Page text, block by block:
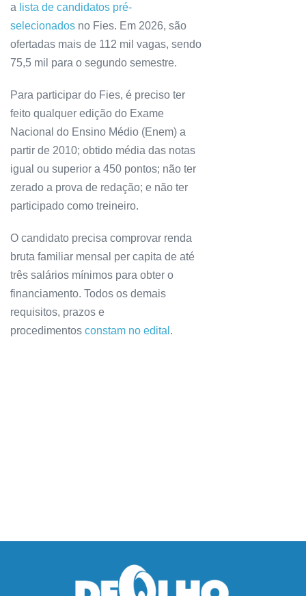
a lista de candidatos pré-
selecionados no Fies. Em 2026, são
ofertadas mais de 112 mil vagas, sendo
75,5 mil para o segundo semestre.
Para participar do Fies, é preciso ter
feito qualquer edição do Exame
Nacional do Ensino Médio (Enem) a
partir de 2010; obtido média das notas
igual ou superior a 450 pontos; não ter
zerado a prova de redação; e não ter
participado como treineiro.
O candidato precisa comprovar renda
bruta familiar mensal per capita de até
três salários mínimos para obter o
financiamento. Todos os demais
requisitos, prazos e
procedimentos constam no edital .